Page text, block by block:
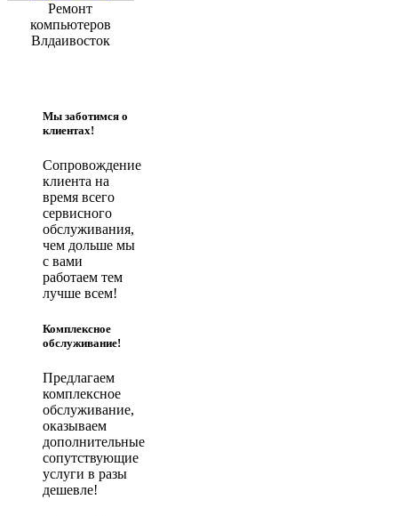
Ремонт
компьютеров
Влдаивосток
Мы заботимся о
клиентах!
Сопровождение
клиента на
время всего
сервисного
обслуживания,
чем дольше мы
с вами
работаем тем
лучше всем!
Комплексное
обслуживание!
Предлагаем
комплексное
обслуживание,
оказываем
дополнительные
сопутствующие
услуги в разы
дешевле!